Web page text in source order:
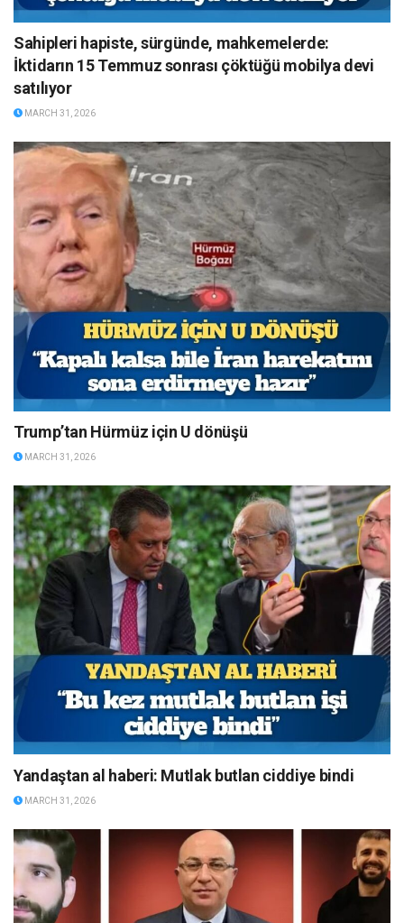
Sahipleri hapiste, sürgünde, mahkemelerde:
İktidarın 15 Temmuz sonrası çöktüğü mobilya devi
satılıyor
MARCH 31, 2026
Trump’tan Hürmüz için U dönüşü
MARCH 31, 2026
Yandaştan al haberi: Mutlak butlan ciddiye bindi
MARCH 31, 2026